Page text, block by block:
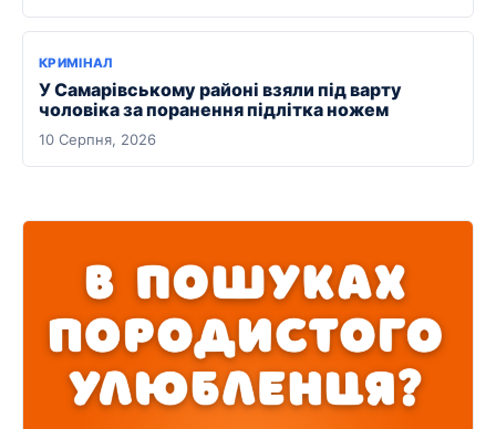
КРИМІНАЛ
У Самарівському районі взяли під варту
чоловіка за поранення підлітка ножем
10 Серпня, 2026